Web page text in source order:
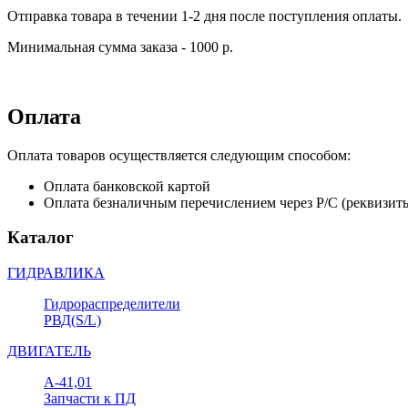
Отправка товара в течении 1-2 дня после поступления оплаты.
Минимальная сумма заказа - 1000 р.
Оплата
Оплата товаров осуществляется следующим способом:
Оплата банковской картой
Оплата безналичным перечислением через Р/С
Каталог
ГИДРАВЛИКА
Гидрораспределители
РВД(S/L)
ДВИГАТЕЛЬ
А-41,01
Запчасти к ПД